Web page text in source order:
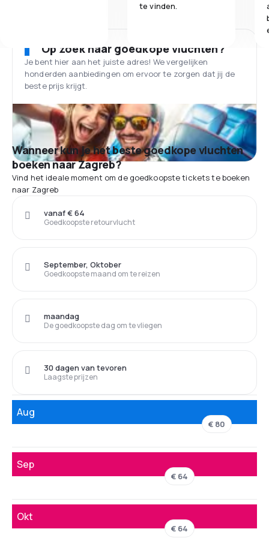
te vinden.
Op zoek naar goedkope vluchten?
Je bent hier aan het juiste adres! We vergelijken
honderden aanbiedingen om ervoor te zorgen dat jij de
beste prijs krijgt.
Wanneer kun je het beste goedkope vluchten
boeken naar Zagreb?
Vind het ideale moment om de goedkoopste tickets te boeken
naar Zagreb
Goedkoopste retourvlucht
vanaf € 64
Goedkoopste maand om te reizen
September, Oktober
De goedkoopste dag om te vliegen
maandag
Laagste prijzen
30 dagen van tevoren
Aug
€ 80
Sep
€ 64
Okt
€ 64